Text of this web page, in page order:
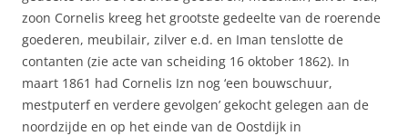
zoon Cornelis kreeg het grootste gedeelte van de roerende
goederen, meubilair, zilver e.d. en Iman tenslotte de
contanten (zie acte van scheiding 16 oktober 1862). In
maart 1861 had Cornelis Izn nog ‘een bouwschuur,
mestputerf en verdere gevolgen’ gekocht gelegen aan de
noordzijde en op het einde van de Oostdijk in